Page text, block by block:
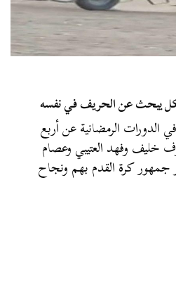
يبحث عن الحريف في نفسه
الرمضانية عن أربع
خليف وفهد العتيبي وعصام
جمهور كرة القدم بهم ونجاح